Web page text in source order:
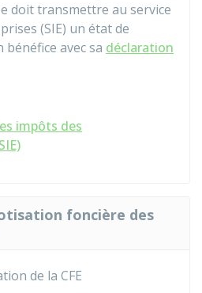
doit transmettre au service
(SIE) un état de
avec sa déclaration
impôts des
foncière des
de la CFE